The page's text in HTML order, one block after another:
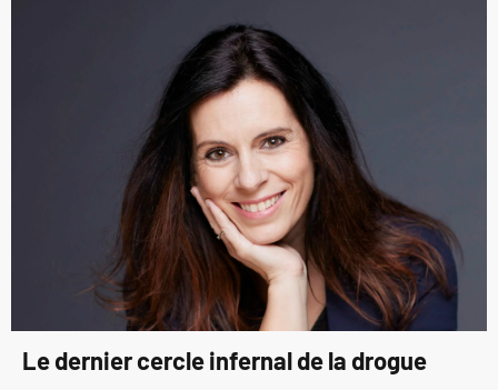
Le dernier cercle infernal de la drogue